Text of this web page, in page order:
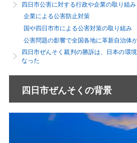
四日市公害に対する行政や企業の取り組み
企業による公害防止対策
国や四日市市による公害対策の取り組み
公害問題の影響で全国各地に革新自治体
四日市ぜんそく裁判の勝訴は、日本の環
なった
四日市ぜんそくの背景